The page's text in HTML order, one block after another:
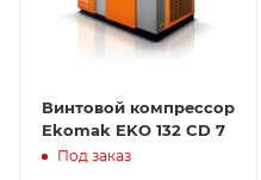
Винтовой компрессор
Ekomak EKO 132 CD 7
Под заказ